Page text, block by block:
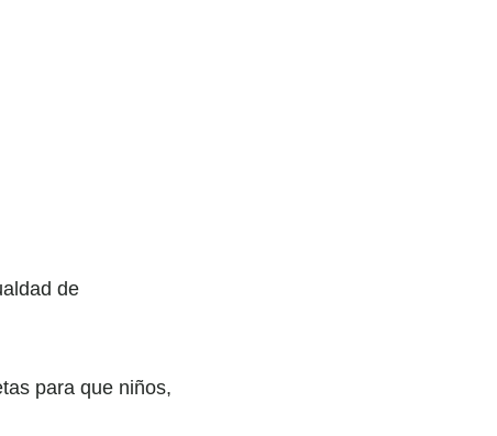
de
para que niños,